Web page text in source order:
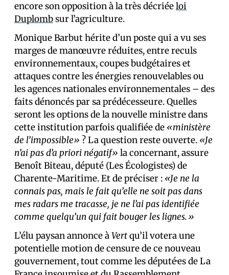
encore son opposition à la très décriéeloi
Duplombsur l’agriculture.
Monique Barbut hérite d’un poste qui a vu ses
marges de manœuvre réduites, entre reculs
environnementaux, coupes budgétaires et
attaques contre les énergies renouvelables ou
les agences nationales environnementales – des
faits dénoncés par sa prédécesseure. Quelles
seront les options de la nouvelle ministre dans
cette institution parfois qualifiée de «ministère
de l’impossible» ? La question reste ouverte. «Je
n’ai pas d’a priori négatif» la concernant, assure
Benoît Biteau, député (Les Écologistes) de
Charente-Maritime. Et de préciser : «Je ne la
connais pas, mais le fait qu’elle ne soit pas dans
mes radars me tracasse, je ne l’ai pas identifiée
comme quelqu’un qui fait bouger les lignes.»
L’élu paysan annonce àVertqu’il votera une
potentielle motion de censure de ce nouveau
gouvernement, tout comme les député·es de La